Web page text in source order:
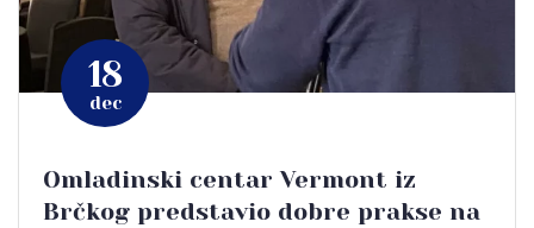
18
dec
Omladinski centar Vermont iz
Brčkog predstavio dobre prakse na